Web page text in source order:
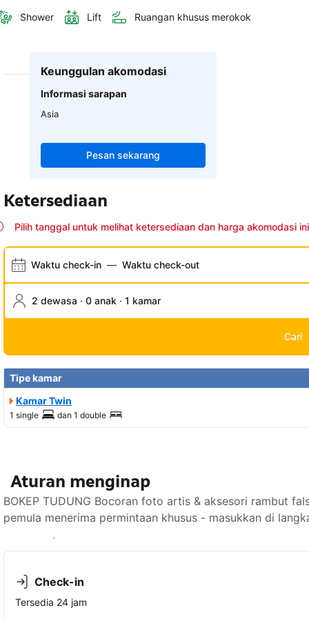
Shower Lift Ruangan khusus merokok
Keunggulan akomodasi
Informasi sarapan
Asia
Pesan sekarang
Ketersediaan
Pilih tanggal untuk melihat ketersediaan dan harga akomodasi ini
Waktu check-in — Waktu check-out
2 dewasa · 0 anak · 1 kamar
Cari
Tipe kamar
Kamar Twin
1 single dan 1 double
Aturan menginap
BOKEP TUDUNG Bocoran foto artis & aksesori rambut
pemula menerima permintaan khusus - masukkan di
Lihat ketersediaan
Check-in
Tersedia 24 jam